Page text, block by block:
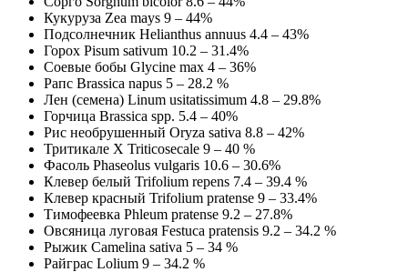
Кукуруза Zea mays 9 – 44%
Подсолнечник Helianthus annuus 4.4 – 43%
Горох Pisum sativum 10.2 – 31.4%
Соевые бобы Glycine max 4 – 36%
Рапс Brassica napus 5 – 28.2 %
Лен (семена) Linum usitatissimum 4.8 – 29.8%
Горчица Brassica spp. 5.4 – 40%
Рис необрушенный Oryza sativa 8.8 – 42%
Тритикале X Triticosecale 9 – 40 %
Фасоль Phaseolus vulgaris 10.6 – 30.6%
Клевер белый Trifolium repens 7.4 – 39.4 %
Клевер красный Trifolium pratense 9 – 33.4%
Тимофеевка Phleum pratense 9.2 – 27.8%
Овсяница луговая Festuca pratensis 9.2 – 34.2 %
Рыжик Camelina sativa 5 – 34 %
Райграс Lolium 9 – 34.2 %